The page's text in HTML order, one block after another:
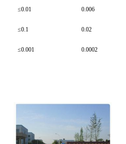
≤0.01 0.006
≤0.1 0.02
≤0.001 0.0002